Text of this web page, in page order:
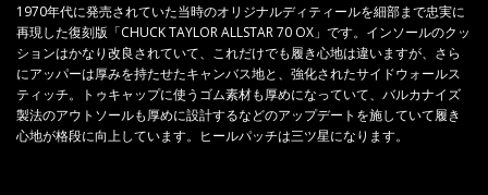
1970年代に発売されていた当時のオリジナルディティールを細部まで忠実に
再現した復刻版「CHUCK TAYLOR ALLSTAR 70 OX」です。インソールのクッ
ションはかなり改良されていて、これだけでも履き心地は違いますが、さら
にアッパーは厚みを持たせたキャンバス地と、強化されたサイドウォールス
ティッチ。トゥキャップに使うゴム素材も厚めになっていて、バルカナイズ
製法のアウトソールも厚めに設計するなどのアップデートを施していて履き
心地が格段に向上しています。ヒールパッチは三ツ星になります。